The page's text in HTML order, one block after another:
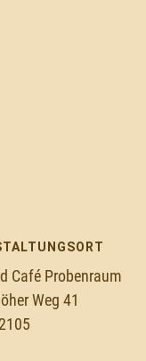
Café Probenraum
Weg 41